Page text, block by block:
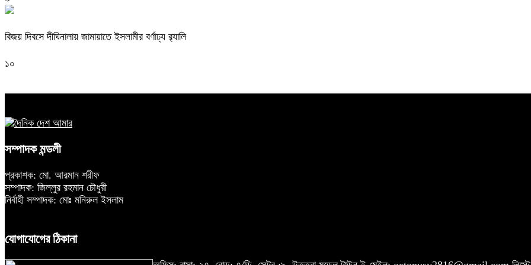
বিজয় দিবসে দীঘিনালায় জামায়াতে ইসলামীর বর্ণাঢ্য র‍্যালি
১০
সম্পাদক মন্ডলী
প্রকাশক: মো. আরমান শরীফ
সম্পাদক: জিল্লুর রহমান চৌধুরী
নির্বাহী সম্পাদক: মোঃ মনিরুল ইসলাম
যোগাযোগের ঠিকানা